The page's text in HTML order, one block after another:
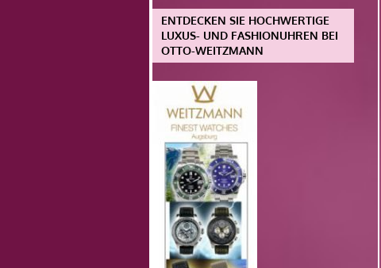
ENTDECKEN SIE HOCHWERTIGE
LUXUS- UND FASHIONUHREN BEI
OTTO-WEITZMANN